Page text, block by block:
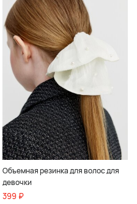
Объемная резинка для волос для
девочки
399 ₽